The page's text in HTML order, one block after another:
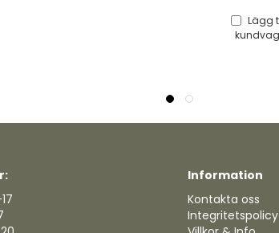
Information
Kontakta oss
Integritetspolicy